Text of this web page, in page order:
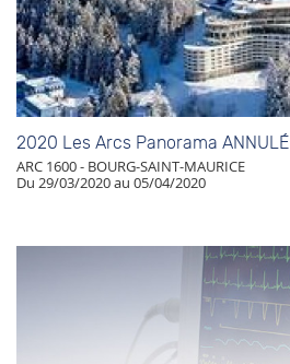
2020 Les Arcs Panorama ANNULÉ
ARC 1600 - BOURG-SAINT-MAURICE
Du 29/03/2020 au 05/04/2020